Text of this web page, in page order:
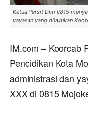
Ketua Persit Dim 0815
yayasan yang dilakukan
IM.com – Koorcab
Pendidikan Kota
administrasi dan
XXX di 0815